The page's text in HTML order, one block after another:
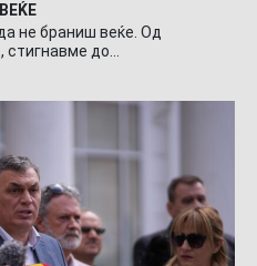
не браниш веќе. Од
стигнавме до…